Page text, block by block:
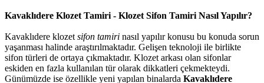
Kavaklıdere Klozet Tamiri - Klozet Sifon Tamiri Nasıl Yapılır?
Kavaklıdere klozet sifon tamiri nasıl yapılır konusu bu konuda sorun
yaşanması halinde araştırılmaktadır. Gelişen teknoloji ile birlikte
sifon türleri de ortaya çıkmaktadır. Klozet arkası olan sifonlar
eskiden en fazla kullanılan tür olarak dikkatleri çekmekteydi.
Günümüzde ise özellikle yeni yapılan binalarda Kavaklıdere